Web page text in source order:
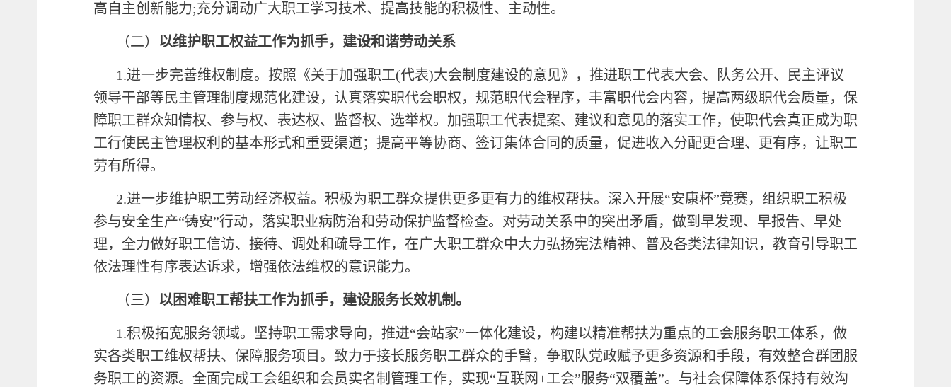
高自主创新能力;充分调动广大职工学习技术、提高技能的积极性、主动性。
（二） 以维护职工权益工作为抓手，建设和谐劳动关系
1.进一步完善维权制度。按照《关于加强职工(代表)大会制度建设的意见》，推进职工代表大会、队务公开、民主评议
领导干部等民主管理制度规范化建设，认真落实职代会职权，规范职代会程序，丰富职代会内容，提高两级职代会质量，保
障职工群众知情权、参与权、表达权、监督权、选举权。加强职工代表提案、建议和意见的落实工作，使职代会真正成为职
工行使民主管理权利的基本形式和重要渠道；提高平等协商、签订集体合同的质量，促进收入分配更合理、更有序，让职工
劳有所得。
2.进一步维护职工劳动经济权益。积极为职工群众提供更多更有力的维权帮扶。深入开展“安康杯”竞赛，组织职工积极
参与安全生产“铸安”行动，落实职业病防治和劳动保护监督检查。对劳动关系中的突出矛盾，做到早发现、早报告、早处
理，全力做好职工信访、接待、调处和疏导工作，在广大职工群众中大力弘扬宪法精神、普及各类法律知识，教育引导职工
依法理性有序表达诉求，增强依法维权的意识能力。
（三） 以困难职工帮扶工作为抓手，建设服务长效机制。
1.积极拓宽服务领域。坚持职工需求导向，推进“会站家”一体化建设，构建以精准帮扶为重点的工会服务职工体系，做
实各类职工维权帮扶、保障服务项目。致力于接长服务职工群众的手臂，争取队党政赋予更多资源和手段，有效整合群团服
务职工的资源。全面完成工会组织和会员实名制管理工作，实现“互联网+工会”服务“双覆盖”。与社会保障体系保持有效沟